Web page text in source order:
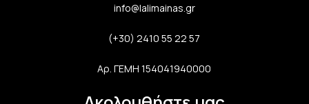
info@lalimainas.gr
(+30) 2410 55 22 57
Αρ. ΓΕΜΗ 154041940000